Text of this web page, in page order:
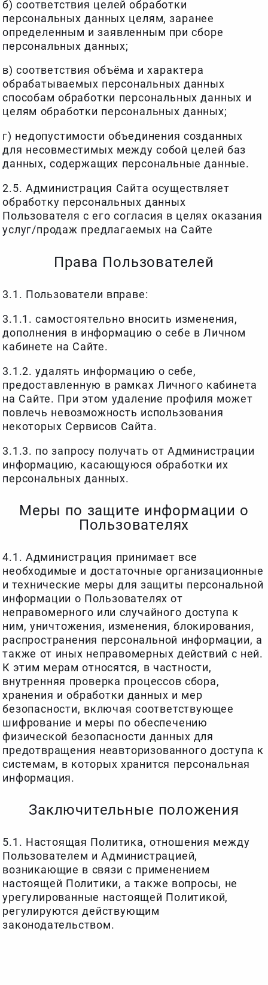
б) соответствия целей обработки
персональных данных целям, заранее
определенным и заявленным при сборе
персональных данных;
в) соответствия объёма и характера
обрабатываемых персональных данных
способам обработки персональных данных и
целям обработки персональных данных;
г) недопустимости объединения созданных
для несовместимых между собой целей баз
данных, содержащих персональные данные.
2.5. Администрация Сайта осуществляет
обработку персональных данных
Пользователя с его согласия в целях оказания
услуг/продаж предлагаемых на Сайте
Права Пользователей
3.1. Пользователи вправе:
3.1.1. самостоятельно вносить изменения,
дополнения в информацию о себе в Личном
кабинете на Сайте.
3.1.2. удалять информацию о себе,
предоставленную в рамках Личного кабинета
на Сайте. При этом удаление профиля может
повлечь невозможность использования
некоторых Сервисов Сайта.
3.1.3. по запросу получать от Администрации
информацию, касающуюся обработки их
персональных данных.
Меры по защите информации о
Пользователях
4.1. Администрация принимает все
необходимые и достаточные организационные
и технические меры для защиты персональной
информации о Пользователях от
неправомерного или случайного доступа к
ним, уничтожения, изменения, блокирования,
распространения персональной информации, а
также от иных неправомерных действий с ней.
К этим мерам относятся, в частности,
внутренняя проверка процессов сбора,
хранения и обработки данных и мер
безопасности, включая соответствующее
шифрование и меры по обеспечению
физической безопасности данных для
предотвращения неавторизованного доступа к
системам, в которых хранится персональная
информация.
Заключительные положения
5.1. Настоящая Политика, отношения между
Пользователем и Администрацией,
возникающие в связи с применением
настоящей Политики, а также вопросы, не
урегулированные настоящей Политикой,
регулируются действующим
законодательством.